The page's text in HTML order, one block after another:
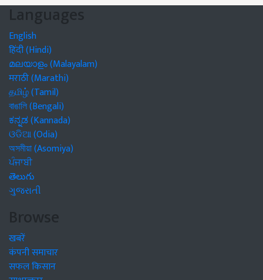
Languages
English
हिंदी (Hindi)
മലയാളം (Malayalam)
मराठी (Marathi)
தமிழ் (Tamil)
বাঙালি (Bengali)
ಕನ್ನಡ (Kannada)
ଓଡିଆ (Odia)
অসমীয়া (Asomiya)
ਪੰਜਾਬੀ
తెలుగు
ગુજરાતી
Browse
खबरें
कंपनी समाचार
सफल किसान